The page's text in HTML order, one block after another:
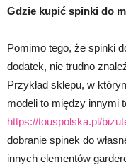
Gdzie kupić spinki do
Pomimo tego, że spinki
dodatek, nie trudno
Przykład sklepu, w
modeli to między innymi
https://touspolska.pl/
dobranie spinek do
innych elementów